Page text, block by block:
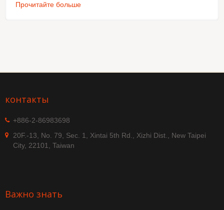
Прочитайте больше
контакты
+886-2-86983698
20F.-13, No. 79, Sec. 1, Xintai 5th Rd., Xizhi Dist., New Taipei
City, 22101, Taiwan
Важно знать